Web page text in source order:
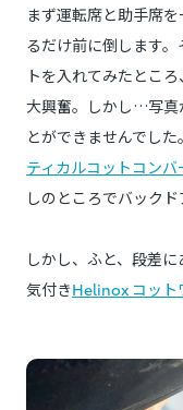
まず運転席と助手席
るだけ前に倒します
トを入れてみたとこ
大興奮。しかし…写真
とができませんでし
ティカルコットコンバ
しのところでバックド
しかし、ふと、段差
気付きHelinox コット